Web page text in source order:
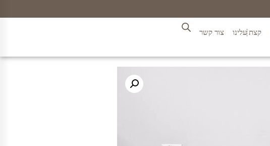
קצת עלינו צור קשר